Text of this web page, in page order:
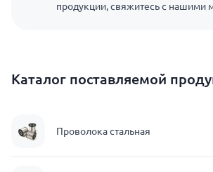
продукции, свяжитесь с нашими
Каталог поставляемой
Проволока стальная